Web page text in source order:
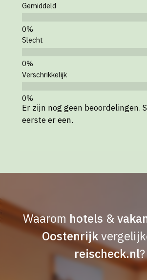
Gemiddeld
Slecht
Verschrikkelijk
Er zijn nog geen beoordelingen.
eerste er een.
Waarom hotels &
Oostenrijk
reischeck.nl?